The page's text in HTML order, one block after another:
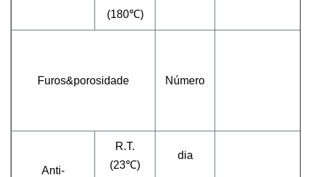
(180℃)
Furos&porosidade Número
Anti-
R.T.
(23℃)
dia